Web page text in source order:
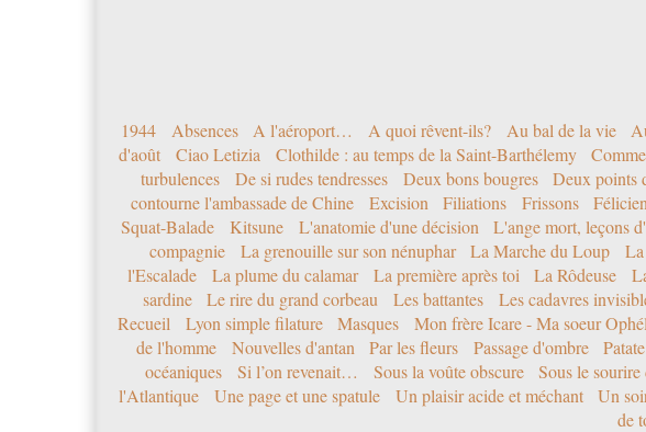
1944 Absences A l'aéroport… A quoi rêvent-ils? Au bal de la vie
d'août
Ciao Letizia Clothilde : au temps de la Saint-Barthélemy
turbulences
De si rudes tendresses Deux bons bougres Deux points
contourne l'ambassade de Chine
Excision Filiations Frissons Félicien
Squat-Balade
Kitsune L'anatomie d'une décision L'ange mort, leçons
compagnie
La grenouille sur son nénuphar La Marche du Loup
l'Escalade
La plume du calamar La première après toi La Rôdeuse
sardine
Le rire du grand corbeau Les battantes Les cadavres
Recueil
Lyon simple filature Masques Mon frère Icare - Ma soeur
de l'homme
Nouvelles d'antan Par les fleurs Passage d'ombre
océaniques
Si l’on revenait… Sous la voûte obscure Sous le
l'Atlantique
Une page et une spatule Un plaisir acide et méchant Un
de